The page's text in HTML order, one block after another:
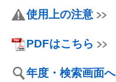
使用上の注意
PDFはこちら
年度・検索画面へ